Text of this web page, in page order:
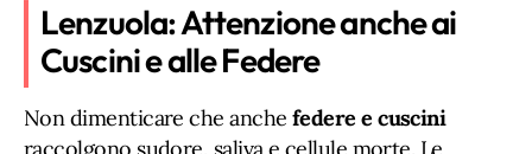
Lenzuola: Attenzione anche ai
Cuscini e alle Federe
Non dimenticare che anche federe e cuscini